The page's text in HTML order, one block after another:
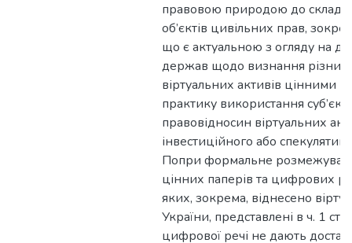
правовою природою до складу
об’єктів цивільних прав,
що є актуальною з огляду на
держав щодо визнання різних
віртуальних активів цінними
практику використання
правовідносин віртуальних
інвестиційного або
Попри формальне
цінних паперів та цифрових
яких, зокрема, віднесено
України, представлені в ч. 1
цифрової речі не дають